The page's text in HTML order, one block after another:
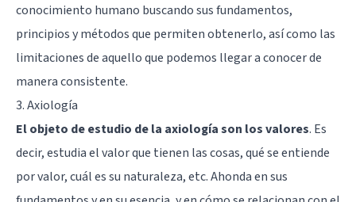
conocimiento humano buscando sus fundamentos,
principios y métodos que permiten obtenerlo, así como las
limitaciones de aquello que podemos llegar a conocer de
manera consistente.
3. Axiología
El objeto de estudio de la axiología son los valores. Es
decir, estudia el valor que tienen las cosas, qué se entiende
por valor, cuál es su naturaleza, etc. Ahonda en sus